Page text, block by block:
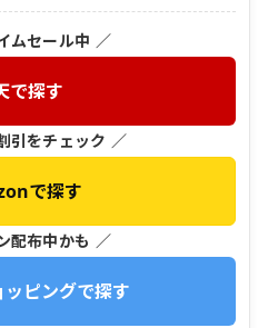
ムセール中 ／
で探す
引をチェック ／
で探す
配布中かも ／
ピングで探す